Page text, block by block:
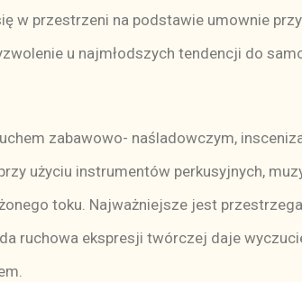
w przestrzeni na podstawie umownie
u najmłodszych tendencji do
zabawowo- naśladowczym,
użyciu instrumentów perkusyjnych,
toku. Najważniejsze jest
ruchowa ekspresji twórczej daje